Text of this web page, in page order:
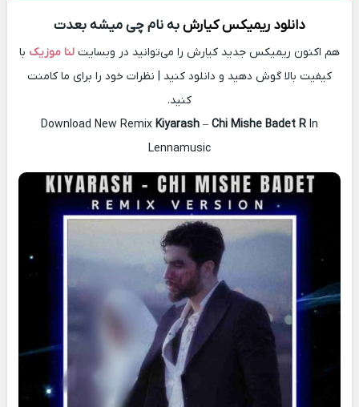
دانلود ریمیکسکیارشبه نام چی میشه بعدت
هم اکنون ریمیکس جدید کیارش را می‌توانید در وبسایت لنا موزیک با
کیفیت بالا گوش دهید و دانلود کنید | نظرات خود را برای ما کامنت
کنید.
Download New Remix Kiyarash – Chi Mishe Badet R In
Lennamusic